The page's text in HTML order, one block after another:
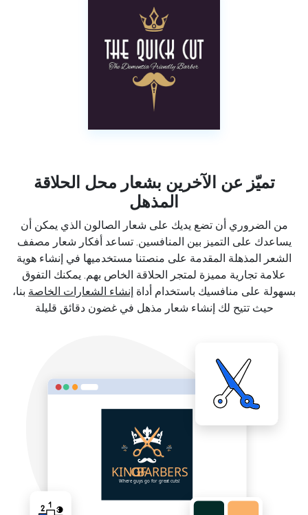
تميّز عن الآخرين بشعار محل الحلاقة
المذهل
من الضروري أن تضع يديك على شعار الصالون الذي يمكن أن
يساعدك على التميز بين المنافسين. تساعد أفكار شعار مصفف
الشعر المذهلة المقدمة على منصتنا مستخدميها في إنشاء هوية
علامة تجارية مميزة لمتجر الحلاقة الخاص بهم. يمكنك التفوق
بسهولة على منافسيك باستخدام أداة إنشاء الشعارات الخاصة بنا،
حيث تتيح لك إنشاء شعار مذهل في غضون دقائق قليلة